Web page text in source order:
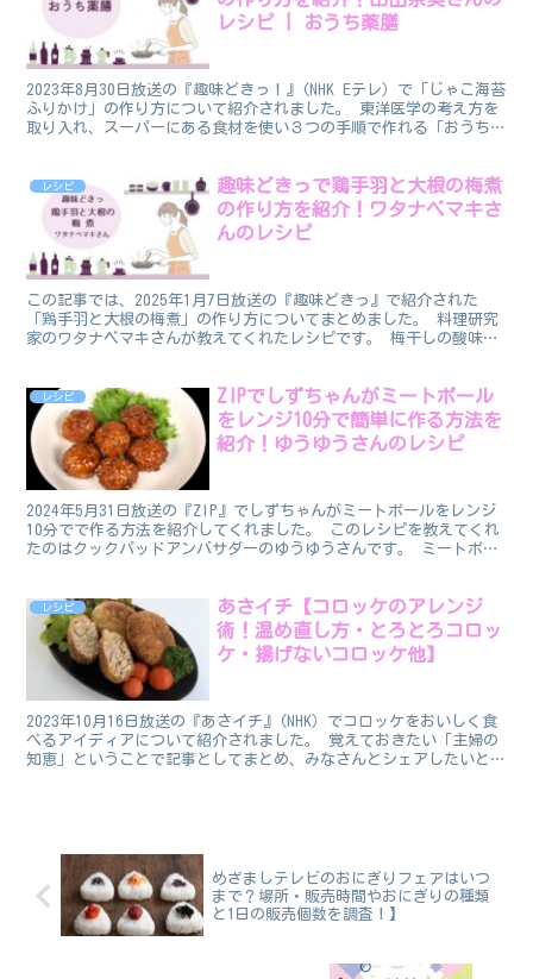
レシピ | おうち薬膳
2023年8月30日放送の『趣味どきっ！』(NHK Eテレ）で「じゃこ海苔
ふりかけ」の作り方について紹介されました。 東洋医学の考え方を
取り入れ、スーパーにある食材を使い３つの手順で作れる「おうち薬
レシピ
趣味どきっで鶏手羽と大根の梅煮
の作り方を紹介！ワタナベマキさ
んのレシピ
この記事では、2025年1月7日放送の『趣味どきっ』で紹介された
「鶏手羽と大根の梅煮」の作り方についてまとめました。 料理研究
家のワタナベマキさんが教えてくれたレシピです。 梅干しの酸味が
レシピ
ZIPでしずちゃんがミートボール
をレンジ10分で簡単に作る方法を
紹介！ゆうゆうさんのレシピ
2024年5月31日放送の『ZIP』でしずちゃんがミートボールをレンジ
10分でで作る方法を紹介してくれました。 このレシピを教えてくれ
たのはクックパッドアンバサダーのゆうゆうさんです。 ミートボー
レシピ
あさイチ【コロッケのアレンジ
術！温め直し方・とろとろコロッ
ケ・揚げないコロッケ他】
2023年10月16日放送の『あさイチ』(NHK）でコロッケをおいしく食
べるアイディアについて紹介されました。 覚えておきたい「主婦の
知恵」ということで記事としてまとめ、みなさんとシェアしたいと思
めざましテレビのおにぎりフェアはいつ
まで？場所・販売時間やおにぎりの種類
と1日の販売個数を調査！】